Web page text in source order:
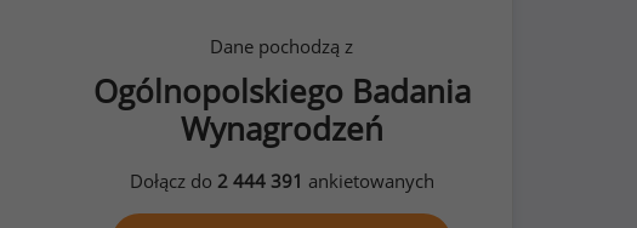
Dane pochodzą z
Ogólnopolskiego Badania
Wynagrodzeń
Dołącz do 2 444 391 ankietowanych